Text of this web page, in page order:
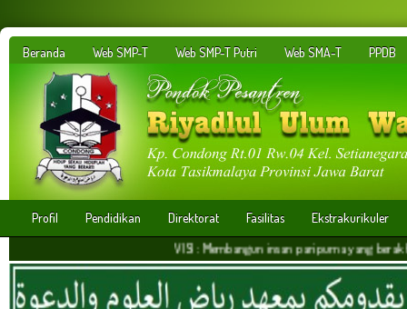
Beranda Web SMP-T Web SMP-T Putri Web SMA-T PPDB
Profil Pendidikan Direktorat Fasilitas
Ekstrakurikuler
VISI : Membangun insan paripurna yang berakhlakul